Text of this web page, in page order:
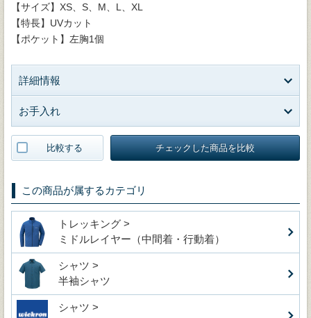
【サイズ】XS、S、M、L、XL
【特長】UVカット
【ポケット】左胸1個
詳細情報
お手入れ
比較する チェックした商品を比較
この商品が属するカテゴリ
トレッキング >
ミドルレイヤー（中間着・行動着）
シャツ >
半袖シャツ
シャツ >